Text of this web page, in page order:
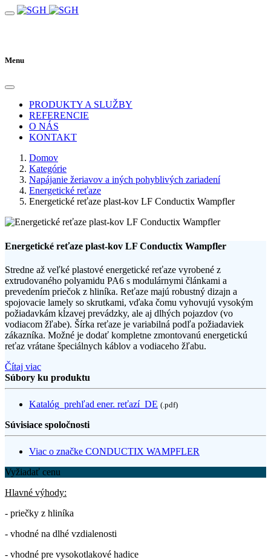
Menu
PRODUKTY A SLUŽBY
REFERENCIE
O NÁS
KONTAKT
Domov
Kategórie
Napájanie žeriavov a iných pohyblivých zariadení
Energetické reťaze
Energetické reťaze plast-kov LF Conductix Wampfler
Energetické reťaze plast-kov LF Conductix Wampfler
Stredne až veľké plastové energetické reťaze vyrobené z
extrudovaného polyamidu PA6 s modulárnymi článkami a
prevedením priečok z hliníka. Reťaze majú robustný dizajn a
spojovacie lamely so skrutkami, vďaka čomu vyhovujú vysokým
požiadavkám kĺzavej prevádzky, ale aj dlhých pojazdov (vo
vodiacom žľabe). Šírka reťaze je variabilná podľa požiadaviek
zákazníka. Možné je dodať kompletne zmontovanú energetickú
reťaz vrátane špeciálnych káblov a vodiaceho žľabu.
Čítaj viac
Súbory ku produktu
Katalóg_prehľad ener. reťazí_DE (.pdf)
Súvisiace spoločnosti
Viac o značke CONDUCTIX WAMPFLER
Vyžiadať cenu
Hlavné výhody:
- priečky z hliníka
- vhodné na dlhé vzdialenosti
- vhodné pre vysokotlakové hadice